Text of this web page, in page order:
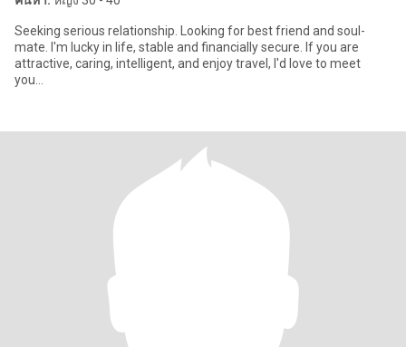
Seeking serious relationship. Looking for best friend and soul-
mate. I'm lucky in life, stable and financially secure. If you are
attractive, caring, intelligent, and enjoy travel, I'd love to meet
you...